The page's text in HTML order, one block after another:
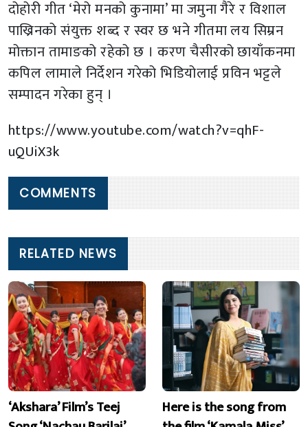
दोहोरी गीत ‘मेरो मनको कुनामा’ मा जमुना गैरे र विशाल
पाख्रिनको संयुक्त शब्द र स्वर छ भने गीतमा लय सिम्रन
मोक्तान तामाङको रहेको छ । करण चैसीरको छायाँकनमा
कपिल लामाले निर्देशन गरेको भिडियोलाई प्रविन भट्टले
सम्पादन गरेका हुन् ।
https://www.youtube.com/watch?v=qhF-
uQUiX3k
COMMENTS
RELATED NEWS
‘Akshara’ Film’s Teej
Here is the song from